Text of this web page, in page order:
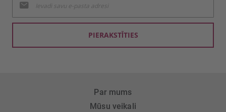
jaunumu
saņemšanai:
PIERAKSTĪTIES
Par mums
Mūsu veikali